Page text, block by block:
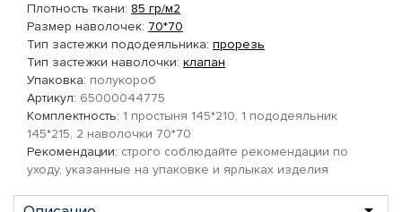
Плотность ткани: 85 гр/м2
Размер наволочек: 70*70
Тип застежки пододеяльника: прорезь
Тип застежки наволочки: клапан
Упаковка: полукороб
Артикул: 65000044775
Комплектность: 1 простыня 145*210, 1 пододеяльник
145*215, 2 наволочки 70*70
Рекомендации: строго соблюдайте рекомендации по
уходу, указанные на упаковке и ярлыках изделия